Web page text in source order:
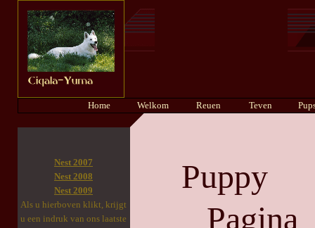
Home Welkom Reuen Teven
Nest 2007
Nest 2008
Nest 2009
Als u hierboven klikt, krijgt
u een indruk van ons laatste
Puppy
Pagina